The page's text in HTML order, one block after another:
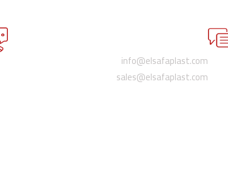
info@elsafaplast.com
sales@elsafaplast.com